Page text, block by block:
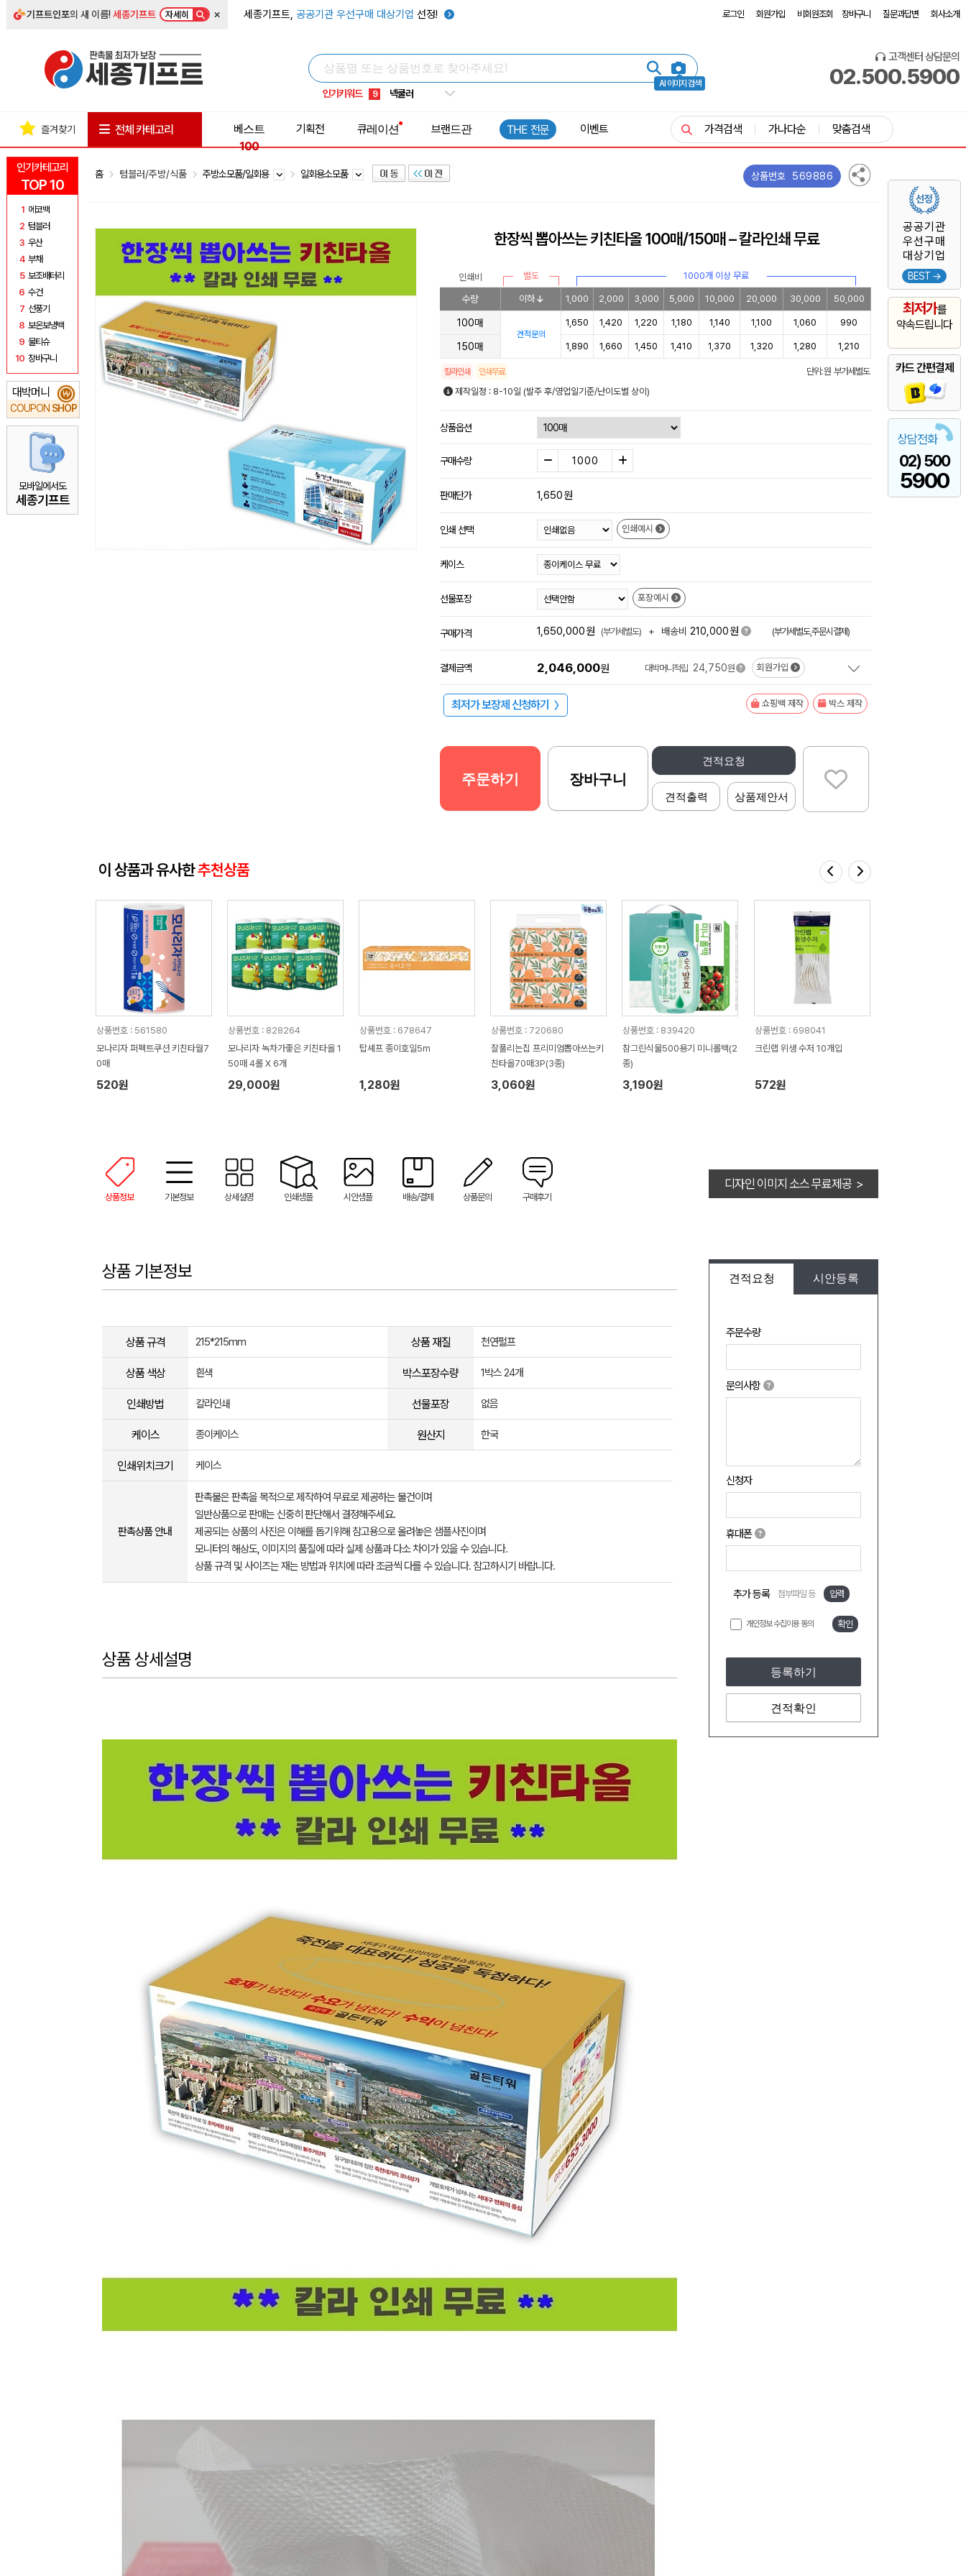
기프트인포의 새 이름!세종기프트 자세히 × 세종기프트, 공공기관 우선구매 대상기업 선정! 로그인 회원가입 비회원조회 장바구니 질문과답변 회사소개
AI 이미지 검색
인기키워드
5 키캡
8 쿨토시
9 넥쿨러
1 선풍기
고객센터 상담문의
02.500.5900
인기카테고리
TOP 10
1 에코백
2 텀블러
3 우산
4 부채
5 보조배터리
6 수건
7 선풍기
8 보온보냉백
9 물티슈
10 장바구니
대박머니
COUPON SHOP
₩
모바일에서도
세종기프트
공공기관
우선구매
대상기업
BEST →
최저가를
약속드립니다
카드 간편결제
상담전화
02) 500
5900
즐겨찾기 전체 카테고리
베스트
100
기획전 큐레이션 브랜드관 THE 전문 이벤트 가격검색 가나다순 맞춤검색
홈 텀블러/주방/식품 주방소모품/일회용 일회용소모품 상품번호 569886
한장씩 뽑아쓰는 키친타올 100매/150매 – 칼라인쇄 무료
인쇄비 별도 1000개 이상 무료
수량 이하 1,000 2,000 3,000 5,000 10,000 20,000 30,000 50,000
100매
견적문의
1,650 1,420 1,220 1,180 1,140 1,100 1,060 990
150매 1,890 1,660 1,450 1,410 1,370 1,320 1,280 1,210
칼라인쇄 인쇄무료
단위: 원 부가세별도
제작일정 : 8-10일 (발주 후/영업일기준/난이도별 상이)
상품옵션
구매수량
판매단가 1,650원
인쇄 선택 인쇄예시
케이스
선물포장 포장예시
구매가격 1,650,000원 (부가세별도) + 배송비 210,000원 (부가세별도,주문시결제)
결제금액 2,046,000원 대박머니적립 24,750원 회원가입
최저가 보장제 신청하기 〉 쇼핑백 제작 박스 제작
견적요청
견적출력 상품제안서
주문하기 장바구니
이 상품과 유사한추천상품
상품번호 : 561580
모나리자 퍼펙트쿠션 키친타월7
0매
520원
상품번호 : 828264
모나리자 녹차가좋은 키친타올 1
50매 4롤 X 6개
29,000원
상품번호 : 678647
탑셰프 종이호일5m
1,280원
상품번호 : 720680
잘풀리는집 프리미엄뽑아쓰는키
친타올70매3P(3종)
3,060원
상품번호 : 839420
참그린식물500용기 미니롤백(2
종)
3,190원
상품번호 : 698041
크린랩 위생 수저 10개입
572원
상품정보 기본정보 상세설명 인쇄샘플 시안샘플 배송/결제 상품문의 구매후기
디자인 이미지 소스 무료제공 >
견적요청 시안등록
주문수량
문의사항
신청자
휴대폰
추가 등록 첨부파일 등 입력
개인정보 수집이용 동의 확인
등록하기
견적확인
상품 기본정보
상품 규격 215*215mm 상품 재질 천연펄프
상품 색상 흰색 박스포장수량 1박스 24개
인쇄방법 칼라인쇄 선물포장 없음
케이스 종이케이스 원산지 한국
인쇄위치크기 케이스
판촉상품 안내
판촉물은 판촉을 목적으로 제작하여 무료로 제공하는 물건이며
일반상품으로 판매는 신중히 판단해서 결정해주세요.
제공되는 상품의 사진은 이해를 돕기위해 참고용으로 올려놓은 샘플사진이며
모니터의 해상도, 이미지의 품질에 따라 실제 상품과 다소 차이가 있을 수 있습니다.
상품 규격 및 사이즈는 재는 방법과 위치에 따라 조금씩 다를 수 있습니다. 참고하시기 바랍니다.
상품 상세설명